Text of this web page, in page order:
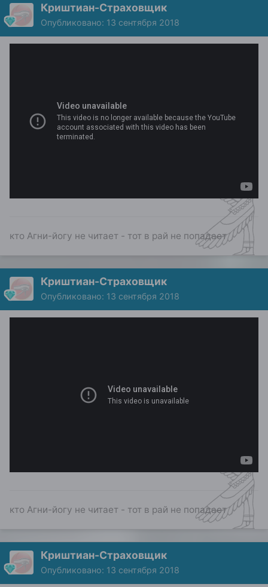
Криштиан-Страховщик
Опубликовано: 13 сентября 2018
кто Агни-йогу не читает - тот в рай не попадает
Криштиан-Страховщик
Опубликовано: 13 сентября 2018
кто Агни-йогу не читает - тот в рай не попадает
Криштиан-Страховщик
Опубликовано: 13 сентября 2018